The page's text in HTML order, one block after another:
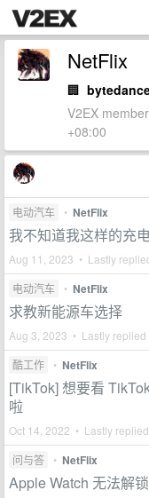
NetFlix
🏢
V2EX
+08:00
电动汽车 • NetFlix
我不知道我这样的充
Aug 11, 2023 • Lastly
电动汽车 • NetFlix
求教新能源车选择
Aug 3, 2023 • Lastly replied
酷工作 • NetFlix
[TikTok] 想要看
啦
Oct 14, 2022 • Lastly
问与答 • NetFlix
Apple Watch 无法解